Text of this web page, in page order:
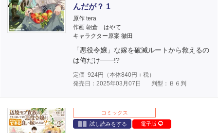
んだが？ 1
原作 tera
作画 朝倉 はやて
キャラクター原案 徹田
「悪役令嬢」な嫁を破滅ルートから救えるの
は俺だけ――!?
定価 924円（本体840円＋税）
発売日：2025年03月07日
判型：Ｂ６判
コミックス
試し読みをする
電子版